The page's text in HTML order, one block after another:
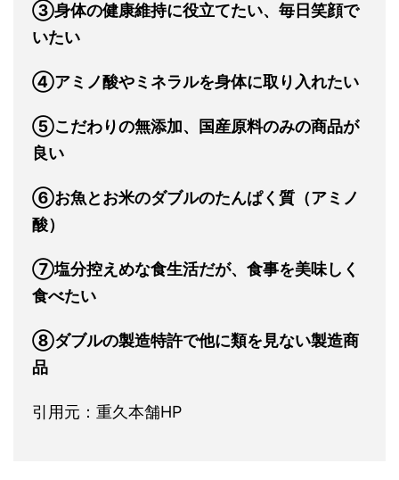
③身体の健康維持に役立てたい、毎日笑顔で
いたい
④アミノ酸やミネラルを身体に取り入れたい
⑤こだわりの無添加、国産原料のみの商品が
良い
⑥お魚とお米のダブルのたんぱく質（アミノ
酸）
⑦塩分控えめな食生活だが、食事を美味しく
食べたい
⑧ダブルの製造特許で他に類を見ない製造商
品
引用元：重久本舗HP